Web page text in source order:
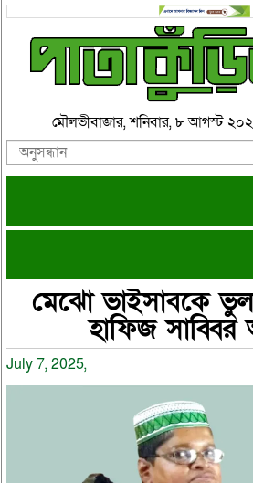
মৌলভীবাজার, শনিবার, ৮ আগস্ট
মেঝো ভাইসাবকে
হাফিজ
July 7, 2025,